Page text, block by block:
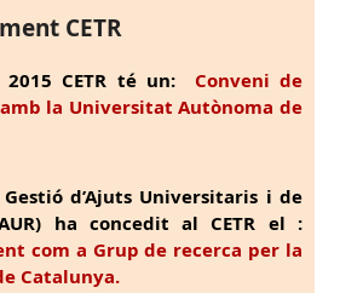
CETR
2015 CETR té un: Conveni de
amb la Universitat Autònoma de
Gestió d’Ajuts Universitaris i de
ha concedit al CETR el :
com a Grup de recerca per la
Catalunya.